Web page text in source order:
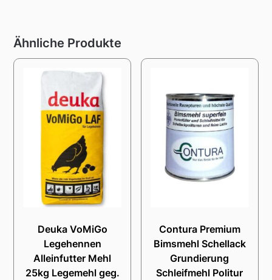
Ähnliche Produkte
Deuka VoMiGo
Legehennen
Alleinfutter Mehl
25kg Legemehl geg.
Contura Premium
Bimsmehl Schellack
Grundierung
Schleifmehl Politur